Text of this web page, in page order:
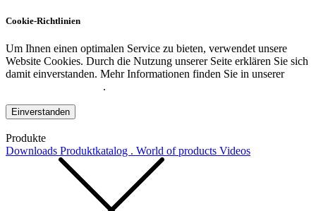
Cookie-Richtlinien
Um Ihnen einen optimalen Service zu bieten, verwendet unsere
Website Cookies. Durch die Nutzung unserer Seite erklären Sie sich
damit einverstanden. Mehr Informationen finden Sie in unserer
.
Einverstanden
Produkte
Downloads Produktkatalog . World of products Videos